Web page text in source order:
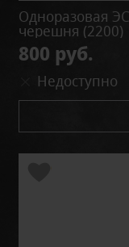
Одноразовая ЭС
черешня (2200)
800 руб.
Недоступно